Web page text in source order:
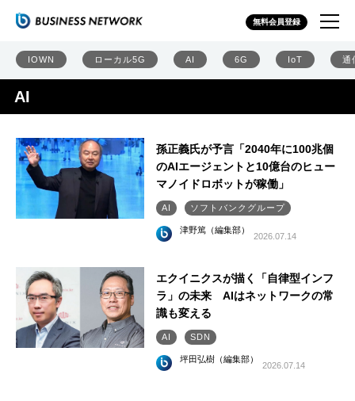
無料会員登録
IOWN ローカル5G AI 6G IoT 通
AI
孫正義氏が予言「2040年に100兆個
のAIエージェントと10億台のヒュー
マノイドロボットが稼働」
AI ソフトバンクグループ
津野篤（編集部）
2026.07.14
エクイニクスが描く「自律型インフ
ラ」の未来 AIはネットワークの常
識も変える
AI SDN
坪田弘樹（編集部）
2026.07.14